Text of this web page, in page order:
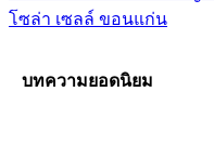
โซล่า เซลล์ ขอนแก่น
บทความยอดนิยม